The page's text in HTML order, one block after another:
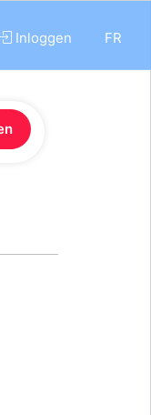
FR
Inloggen